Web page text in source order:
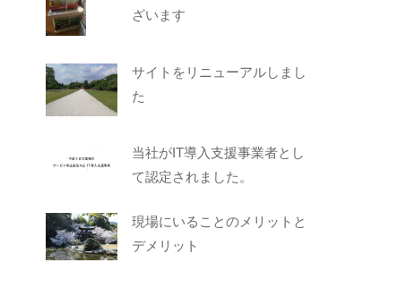
ざいます
サイトをリニューアルしまし
た
当社がIT導入支援事業者とし
て認定されました。
現場にいることのメリットと
デメリット